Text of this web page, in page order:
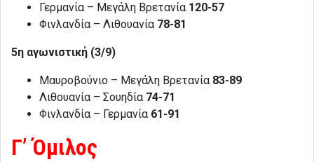
Γερμανία – Μεγάλη Βρετανία 120-57
Φινλανδία – Λιθουανία 78-81
5η αγωνιστική (3/9)
Μαυροβούνιο – Μεγάλη Βρετανία 83-89
Λιθουανία – Σουηδία 74-71
Φινλανδία – Γερμανία 61-91
Γ’ Όμιλος